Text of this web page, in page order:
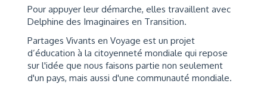
Pour appuyer leur démarche, elles travaillent avec
Delphine des Imaginaires en Transition.
Partages Vivants en Voyage est un projet
d’éducation à la citoyenneté mondiale qui repose
sur l'idée que nous faisons partie non seulement
d'un pays, mais aussi d'une communauté mondiale.